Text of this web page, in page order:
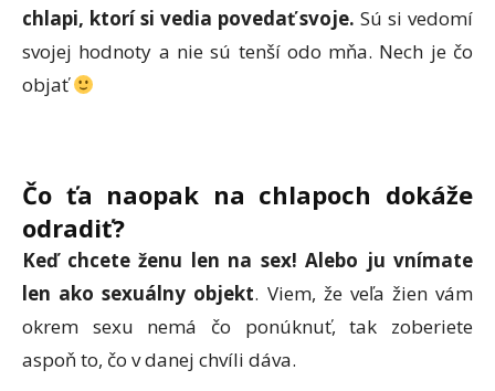
chlapi, ktorí si vedia povedať svoje. Sú si vedomí
svojej hodnoty a nie sú tenší odo mňa. Nech je čo
objať
Čo ťa naopak na chlapoch dokáže
odradiť?
Keď chcete ženu len na sex! Alebo ju vnímate
len ako sexuálny objekt. Viem, že veľa žien vám
okrem sexu nemá čo ponúknuť, tak zoberiete
aspoň to, čo v danej chvíli dáva.